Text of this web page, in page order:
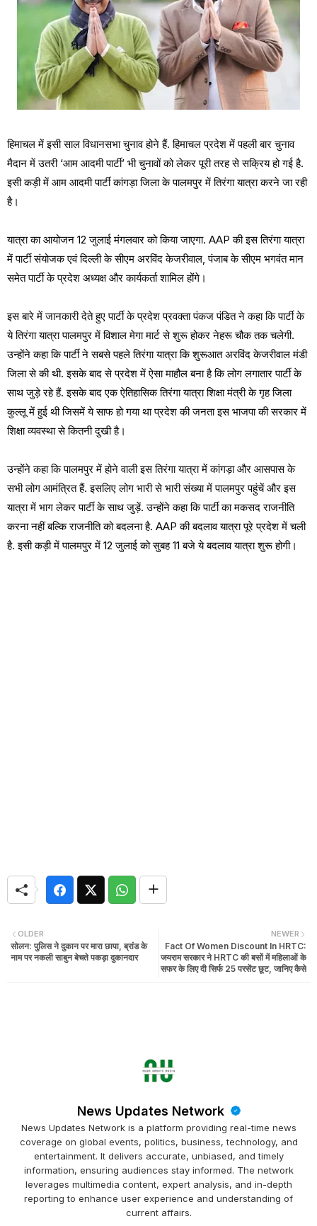
हिमाचल में इसी साल विधानसभा चुनाव होने हैं. हिमाचल प्रदेश में पहली बार चुनाव
मैदान में उतरी ‘आम आदमी पार्टी’ भी चुनावों को लेकर पूरी तरह से सक्रिय हो गई है.
इसी कड़ी में आम आदमी पार्टी कांगड़ा जिला के पालमपुर में तिरंगा यात्रा करने जा रही
है।
यात्रा का आयोजन 12 जुलाई मंगलवार को किया जाएगा. AAP की इस तिरंगा यात्रा
में पार्टी संयोजक एवं दिल्ली के सीएम अरविंद केजरीवाल, पंजाब के सीएम भगवंत मान
समेत पार्टी के प्रदेश अध्यक्ष और कार्यकर्ता शामिल होंगे।
इस बारे में जानकारी देते हुए पार्टी के प्रदेश प्रवक्ता पंकज पंडित ने कहा कि पार्टी के
ये तिरंगा यात्रा पालमपुर में विशाल मेगा मार्ट से शुरू होकर नेहरू चौक तक चलेगी.
उन्होंने कहा कि पार्टी ने सबसे पहले तिरंगा यात्रा कि शुरूआत अरविंद केजरीवाल मंडी
जिला से की थी. इसके बाद से प्रदेश में ऐसा माहौल बना है कि लोग लगातार पार्टी के
साथ जुड़े रहे हैं. इसके बाद एक ऐतिहासिक तिरंगा यात्रा शिक्षा मंत्री के गृह जिला
कुल्लू में हुई थी जिसमें ये साफ हो गया था प्रदेश की जनता इस भाजपा की सरकार में
शिक्षा व्यवस्था से कितनी दुखी है।
उन्होंने कहा कि पालमपुर में होने वाली इस तिरंगा यात्रा में कांगड़ा और आसपास के
सभी लोग आमंत्रित हैं. इसलिए लोग भारी से भारी संख्या में पालमपुर पहुंचें और इस
यात्रा में भाग लेकर पार्टी के साथ जुड़ें. उन्होंने कहा कि पार्टी का मकसद राजनीति
करना नहीं बल्कि राजनीति को बदलना है. AAP की बदलाव यात्रा पूरे प्रदेश में चली
है. इसी कड़ी में पालमपुर में 12 जुलाई को सुबह 11 बजे ये बदलाव यात्रा शुरू होगी।
NEWER
Fact Of Women Discount In HRTC:
जयराम सरकार ने HRTC की बसों में महिलाओं के
सफर के लिए दी सिर्फ 25 परसेंट छूट, जानिए कैसे
OLDER
सोलन: पुलिस ने दुकान पर मारा छापा, ब्रांड के
नाम पर नकली साबुन बेचते पकड़ा दुकानदार
News Updates Network
News Updates Network is a platform providing real-time news
coverage on global events, politics, business, technology, and
entertainment. It delivers accurate, unbiased, and timely
information, ensuring audiences stay informed. The network
leverages multimedia content, expert analysis, and in-depth
reporting to enhance user experience and understanding of
current affairs.